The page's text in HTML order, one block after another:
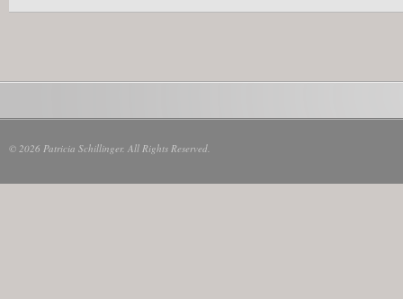
© 2026 Patricia Schillinger. All Rights Reserved.